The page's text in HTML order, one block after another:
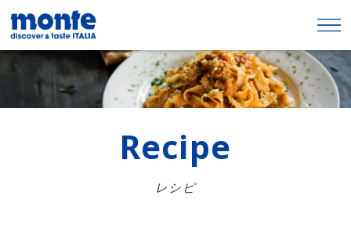
Recipe
レシピ